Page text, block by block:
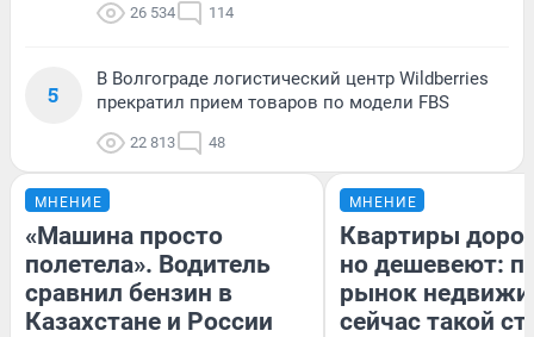
26 534 114
5
В Волгограде логистический центр Wildberries
прекратил прием товаров по модели FBS
22 813 48
МНЕНИЕ
«Машина просто
полетела». Водитель
сравнил бензин в
Казахстане и России
МНЕНИЕ
Квартиры
но дешевеют:
рынок
сейчас такой